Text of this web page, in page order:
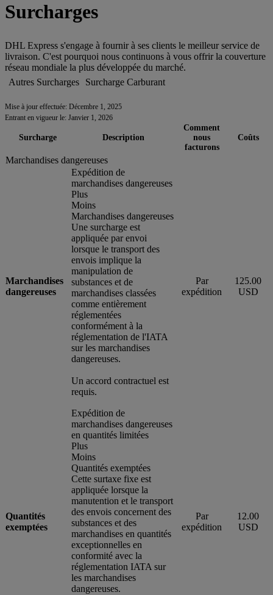
Surcharges
DHL Express s'engage à fournir à ses clients le meilleur service de
livraison. C'est pourquoi nous continuons à vous offrir la couverture
réseau mondiale la plus développée du marché.
Autres Surcharges
Surcharge Carburant
Mise à jour effectuée: Décembre 1, 2025
Entrant en vigueur le: Janvier 1, 2026
Surcharge Description
Comment
nous
facturons
Coûts
Marchandises dangereuses
Marchandises
dangereuses
Expédition de
marchandises dangereuses
Plus
Moins
Marchandises dangereuses
Une surcharge est
appliquée par envoi
lorsque le transport des
envois implique la
manipulation de
substances et de
marchandises classées
comme entièrement
réglementées
conformément à la
réglementation de l'IATA
sur les marchandises
dangereuses.
Un accord contractuel est
requis.
Par
expédition
125.00
USD
Quantités
exemptées
Expédition de
marchandises dangereuses
en quantités limitées
Plus
Moins
Quantités exemptées
Cette surtaxe fixe est
appliquée lorsque la
manutention et le transport
des envois concernent des
substances et des
marchandises en quantités
exceptionnelles en
conformité avec la
réglementation IATA sur
les marchandises
dangereuses.
Par
expédition
12.00
USD